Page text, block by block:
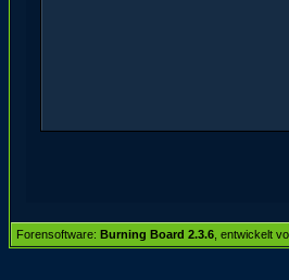
Forensoftware: Burning Board 2.3.6 , entwickelt